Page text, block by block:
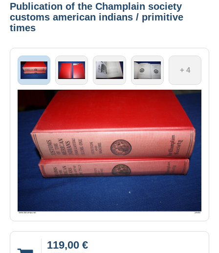
Publication of the Champlain society
customs american indians / primitive
times
+ 4
119,00 €